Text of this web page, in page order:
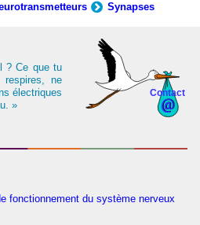
Synapses
Contact
? Ce que tu
respires, ne
électriques
»
fonctionnement du système nerveux